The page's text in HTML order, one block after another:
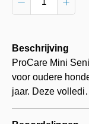
Beschrijving
ProCare Mini
voor oudere
jaar. Deze